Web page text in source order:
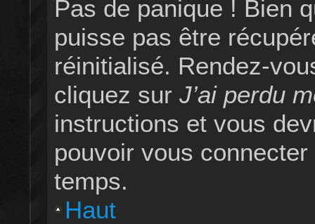
Pas de panique ! Bien
puisse pas être
réinitialisé. Rendez-
cliquez sur J’ai perdu
instructions et vous
pouvoir vous
temps.
Haut